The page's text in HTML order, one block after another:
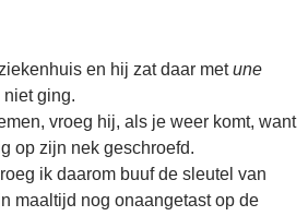
en hij zat daar metune
niet ging.
vroeg hij, als je weer komt, want
op zijn nek geschroefd.
ik daarom buuf de sleutel van
maaltijd nog onaangetast op de